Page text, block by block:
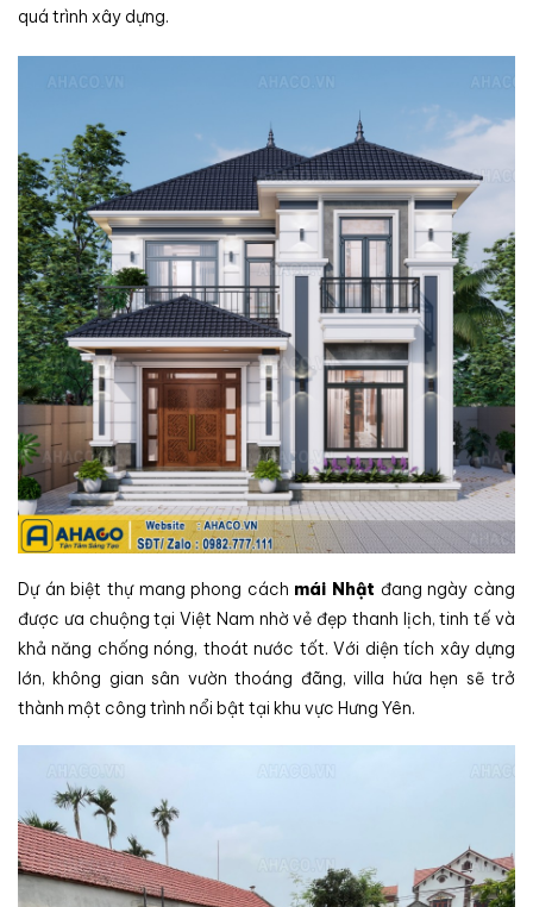
quá trình xây dựng.
Dự án biệt thự mang phong cách mái Nhật đang ngày càng
được ưa chuộng tại Việt Nam nhờ vẻ đẹp thanh lịch, tinh tế và
khả năng chống nóng, thoát nước tốt. Với diện tích xây dựng
lớn, không gian sân vườn thoáng đãng, villa hứa hẹn sẽ trở
thành một công trình nổi bật tại khu vực Hưng Yên.